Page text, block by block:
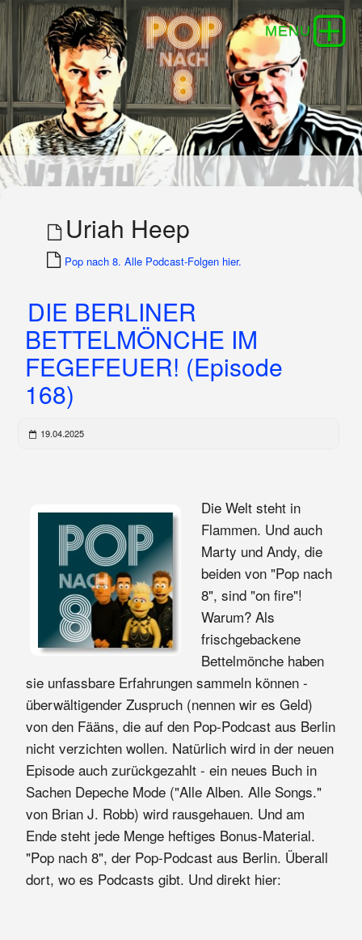
Uriah Heep
Pop nach 8. Alle Podcast-Folgen hier.
DIE BERLINER
BETTELMÖNCHE IM
FEGEFEUER! (Episode
168)
19.04.2025
Die Welt steht in
Flammen. Und auch
Marty und Andy, die
beiden von "Pop nach
8", sind "on fire"!
Warum? Als
frischgebackene
Bettelmönche haben
sie unfassbare Erfahrungen sammeln können -
überwältigender Zuspruch (nennen wir es Geld)
von den Fääns, die auf den Pop-Podcast aus Berlin
nicht verzichten wollen. Natürlich wird in der neuen
Episode auch zurückgezahlt - ein neues Buch in
Sachen Depeche Mode ("Alle Alben. Alle Songs."
von Brian J. Robb) wird rausgehauen. Und am
Ende steht jede Menge heftiges Bonus-Material.
"Pop nach 8", der Pop-Podcast aus Berlin. Überall
dort, wo es Podcasts gibt. Und direkt hier: